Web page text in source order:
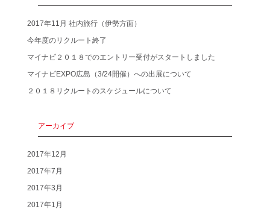
2017年11月 社内旅行（伊勢方面）
今年度のリクルート終了
マイナビ２０１８でのエントリー受付がスタートしました
マイナビEXPO広島（3/24開催）への出展について
２０１８リクルートのスケジュールについて
アーカイブ
2017年12月
2017年7月
2017年3月
2017年1月